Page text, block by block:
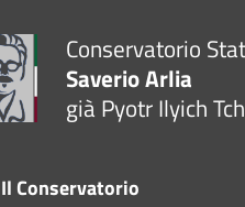
Conservatorio
Saverio Arlia
già Pyotr Ilyich
Il Conservatorio